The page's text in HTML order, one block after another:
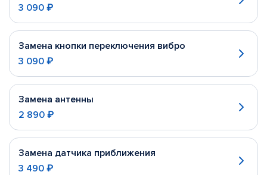
3 090 ₽
Замена кнопки переключения вибро
3 090 ₽
Замена антенны
2 890 ₽
Замена датчика приближения
3 490 ₽